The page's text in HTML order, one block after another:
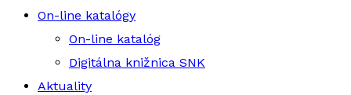
On-line katalógy
On-line katalóg
Digitálna knižnica SNK
Aktuality